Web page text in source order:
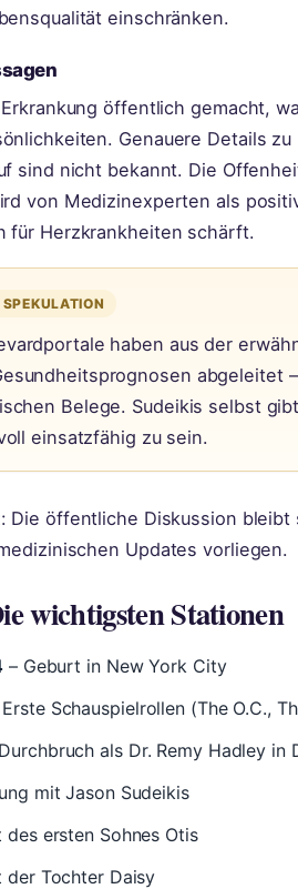
einschränken.
öffentlich gemacht,
Genauere Details
sind nicht bekannt. Die
von Medizinexperten als
für Herzkrankheiten schärft.
haben aus der
abgeleitet
Belege. Sudeikis selbst
einsatzfähig zu sein.
Die öffentliche Diskussion bleibt
Updates vorliegen.
wichtigsten Stationen
– Geburt in New York City
Schauspielrollen (The O.C.,
als Dr. Remy Hadley in
mit Jason Sudeikis
des ersten Sohnes Otis
der Tochter Daisy